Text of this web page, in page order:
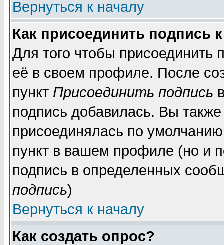
Вернуться к началу
Как присоединить подпись
Для того чтобы присоединить
её в своем профиле. После
пункт Присоединить подпись
подпись добавилась. Вы
присоединялась по
пункт в вашем профиле (но и
подпись в определенных
подпись)
Вернуться к началу
Как создать опрос?